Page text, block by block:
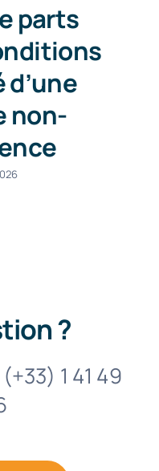
parts
non-
?
1 41 49